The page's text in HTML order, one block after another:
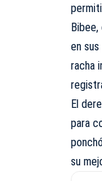
en
racha
El
para
su